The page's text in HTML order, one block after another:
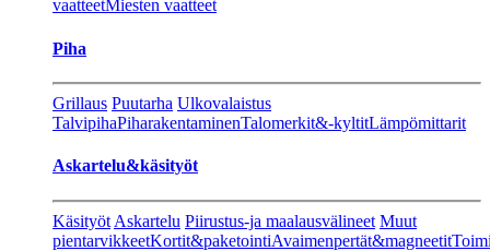
vaatteetMiesten vaatteet
Piha
Grillaus Puutarha Ulkovalaistus
TalvipihaPiharakentaminenTalomerkit&-kyltitLämpömittarit
Askartelu&käsityöt
Käsityöt Askartelu Piirustus-ja maalausvälineet Muut
pientarvikkeetKortit&paketointiAvaimenpertät&magneetit